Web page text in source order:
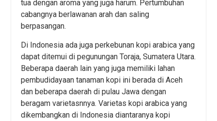
tua dengan aroma yang juga harum. Pertumbuhan
cabangnya berlawanan arah dan saling
berpasangan.
Di Indonesia ada juga perkebunan kopi arabica yang
dapat ditemui di pegunungan Toraja, Sumatera Utara.
Beberapa daerah lain yang juga memiliki lahan
pembudidayaan tanaman kopi ini berada di Aceh
dan beberapa daerah di pulau Jawa dengan
beragam varietasnnya. Varietas kopi arabica yang
dikembangkan di Indonesia diantaranya kopi